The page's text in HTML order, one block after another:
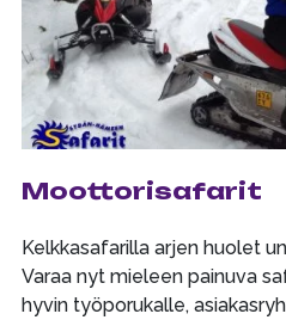
Moottorisafarit
Kelkkasafarilla arjen huolet
Varaa nyt mieleen painuva
hyvin työporukalle,